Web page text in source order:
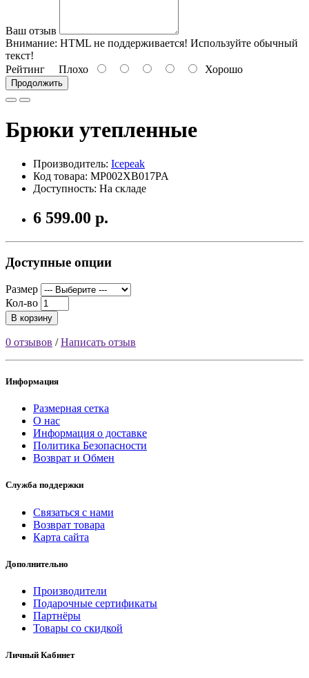
Ваш отзыв
Внимание: HTML не поддерживается! Используйте обычный
текст!
Рейтинг Плохо Хорошо
Продолжить
Брюки утепленные
Производитель: Icepeak
Код товара: MP002XB017PA
Доступность: На складе
6 599.00 р.
Доступные опции
Размер
Кол-во
В корзину
0 отзывов /Написать отзыв
Информация
Размерная сетка
О нас
Информация о доставке
Политика Безопасности
Возврат и Обмен
Служба поддержки
Связаться с нами
Возврат товара
Карта сайта
Дополнительно
Производители
Подарочные сертификаты
Партнёры
Товары со скидкой
Личный Кабинет